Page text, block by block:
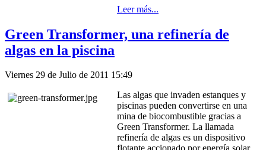
Leer más...
Green Transformer, una refinería de
algas en la piscina
Viernes 29 de Julio de 2011 15:49
Las algas que invaden estanques y
piscinas pueden convertirse en una
mina de biocombustible gracias a
Green Transformer. La llamada
refinería de algas es un dispositivo